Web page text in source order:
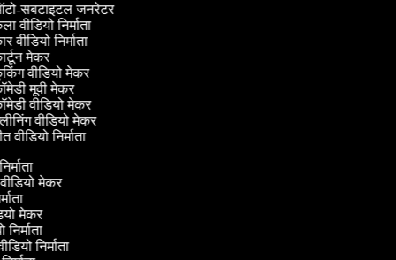
सबटाइटल जनरेटर
वीडियो निर्माता
वीडियो निर्माता
मेकर
वीडियो मेकर
मूवी मेकर
वीडियो मेकर
वीडियो मेकर
वीडियो निर्माता
मेकर
मेकर
निर्माता
निर्माता